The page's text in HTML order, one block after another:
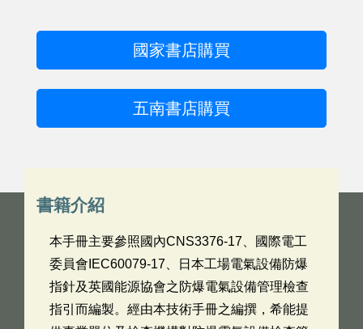
國家書店購買
五南書店購買
書籍介紹
本手冊主要參照國內CNS3376-17、國際電工
委員會IEC60079-17、日本工場電氣設備防爆
指針及英國能源協會之防爆電氣設備管理檢查
指引而編製。經由本技術手冊之編撰，希能提